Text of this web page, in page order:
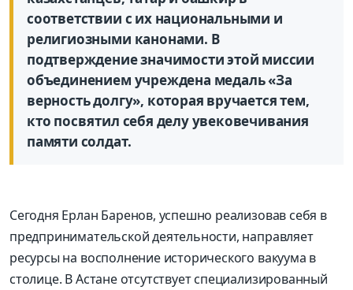
соответствии с их национальными и
религиозными канонами. В
подтверждение значимости этой миссии
объединением учреждена медаль «За
верность долгу», которая вручается тем,
кто посвятил себя делу увековечивания
памяти солдат.
Сегодня Ерлан Баренов, успешно реализовав себя в
предпринимательской деятельности, направляет
ресурсы на восполнение исторического вакуума в
столице. В Астане отсутствует специализированный